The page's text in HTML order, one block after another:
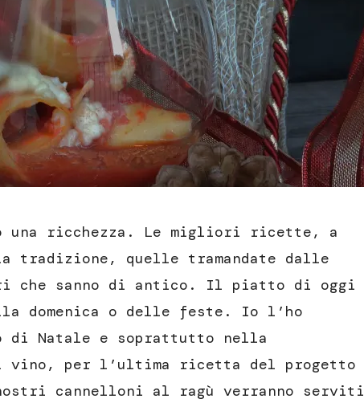
una ricchezza. Le migliori ricette, a
tradizione, quelle tramandate dalle
che sanno di antico. Il piatto di oggi
domenica o delle feste. Io l’ho
di Natale e soprattutto nella
vino, per l’ultima ricetta del progetto
cannelloni al ragù verranno serviti